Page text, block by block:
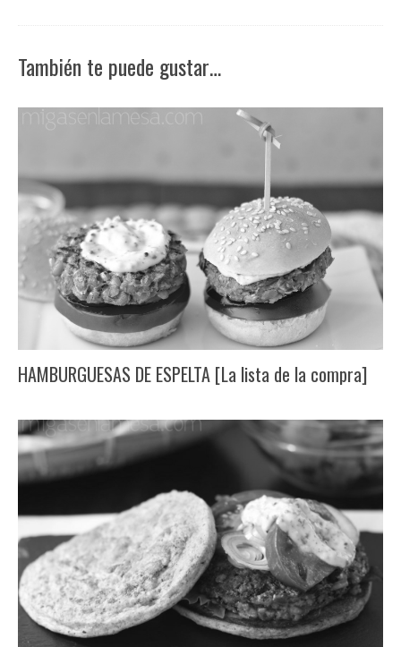
También te puede gustar…
HAMBURGUESAS DE ESPELTA [La lista de la compra]